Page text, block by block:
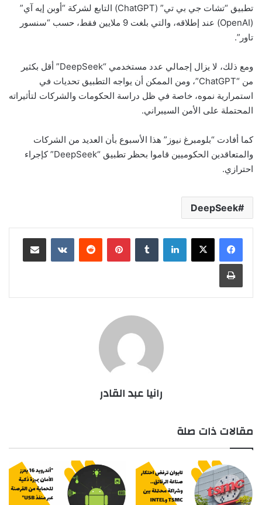
تطبيق “تشات جي بي تي” (ChatGPT) التابع لشركة “أوبن إيه آي”
(OpenAI) عند إطلاقه، والتي بلغت 9 ملايين فقط، حسب “سنسور
تاور”.
ومع ذلك، لا يزال إجمالي عدد مستخدمي “DeepSeek” أقل بكثير
من “ChatGPT”، ومن الممكن أن يواجه التطبيق تحديات في
استمرارية نموه، خاصة في ظل دراسة الحكومات والشركات لتأثيراته
المحتملة على الأمن السيبراني.
كما أفادت “بلومبرغ نيوز” هذا الأسبوع بأن العديد من الشركات
والمتعاقدين الحكوميين قاموا بحظر تطبيق “DeepSeek” كإجراء
احترازي.
DeepSeek
لينكدإن بينتيريست مشاركة عبر البريد
طباعة
رانيا عبد القادر
مقالات ذات صلة